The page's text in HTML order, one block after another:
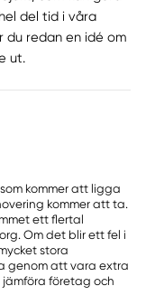
del tid i våra
du redan en idé om
ut.
kommer att ligga
kommer att ta.
ett flertal
Om det blir ett fel i
stora
genom att vara extra
företag och